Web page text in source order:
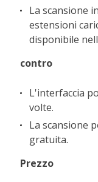
La scansione
estensioni
disponibile
contro
L'interfaccia
volte.
La scansione
gratuita.
Prezzo